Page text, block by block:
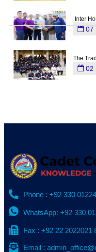
Inter
07
The
02
Phone : +92 330
WhatsApp: +92 330
Fax : +92 22 2022021
Email :